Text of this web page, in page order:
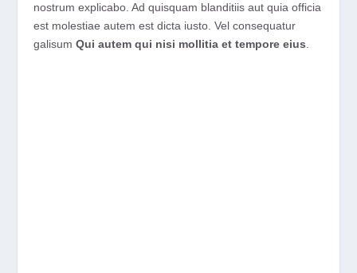
nostrum explicabo. Ad quisquam blanditiis aut quia officia
est molestiae autem est dicta iusto. Vel consequatur
galisumQui autem qui nisi mollitia et tempore eius.